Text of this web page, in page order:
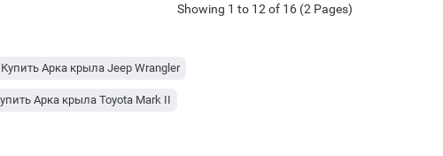
Showing 1 to 12 of 16 (2 Pages)
Купить Арка крыла Jeep Wrangler
Арка крыла Toyota Mark II